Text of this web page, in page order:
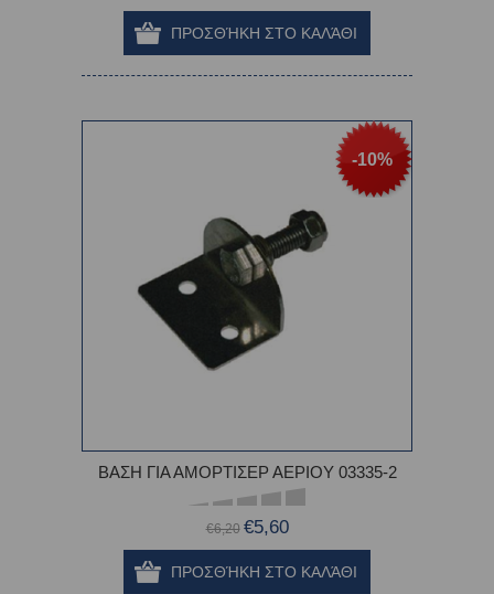
-10%
ΒΑΣΗ ΓΙΑ ΑΜΟΡΤΙΣΕΡ ΑΕΡΙΟΥ 03335-2
€6,20 €5,60